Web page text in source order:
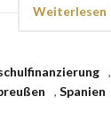
Weiterlesen
,
,Spanien